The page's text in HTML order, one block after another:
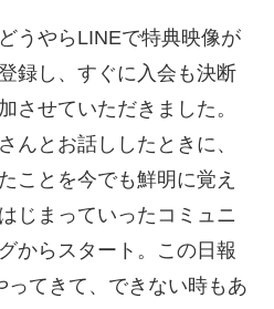
うやらLINEで特典映像が
録し、すぐに入会も決断
させていただきました。
んとお話ししたときに、
ことを今でも鮮明に覚え
じまっていったコミュニ
からスタート。この日報
ってきて、できない時もあ